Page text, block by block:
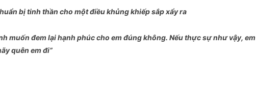
bị tinh thần cho một điều khủng khiếp sắp xẩy ra
muốn đem lại hạnh phúc cho em đúng không. Nếu thực sự như vậy, em
quên em đi”